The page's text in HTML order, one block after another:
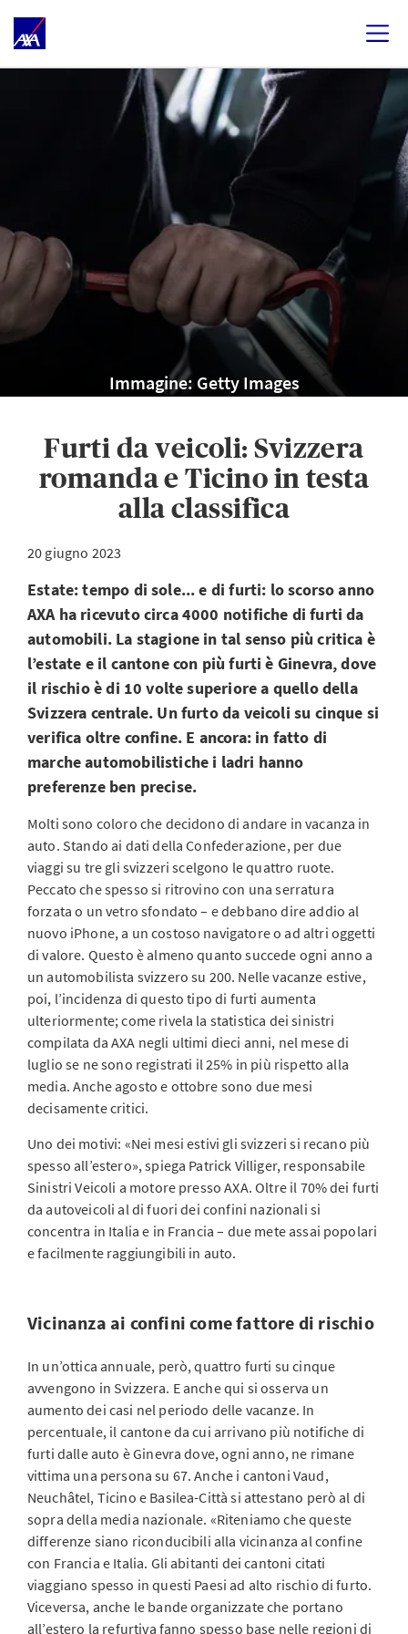
Immagine: Getty Images
Furti da veicoli: Svizzera
romanda e Ticino in testa
alla classifica
20 giugno 2023
Estate: tempo di sole... e di furti: lo scorso anno
AXA ha ricevuto circa 4000 notifiche di furti da
automobili. La stagione in tal senso più critica è
l’estate e il cantone con più furti è Ginevra, dove
il rischio è di 10 volte superiore a quello della
Svizzera centrale. Un furto da veicoli su cinque si
verifica oltre confine. E ancora: in fatto di
marche automobilistiche i ladri hanno
preferenze ben precise.
Molti sono coloro che decidono di andare in vacanza in
auto. Stando ai dati della Confederazione, per due
viaggi su tre gli svizzeri scelgono le quattro ruote.
Peccato che spesso si ritrovino con una serratura
forzata o un vetro sfondato – e debbano dire addio al
nuovo iPhone, a un costoso navigatore o ad altri oggetti
di valore. Questo è almeno quanto succede ogni anno a
un automobilista svizzero su 200. Nelle vacanze estive,
poi, l’incidenza di questo tipo di furti aumenta
ulteriormente; come rivela la statistica dei sinistri
compilata da AXA negli ultimi dieci anni, nel mese di
luglio se ne sono registrati il 25% in più rispetto alla
media. Anche agosto e ottobre sono due mesi
decisamente critici.
Uno dei motivi: «Nei mesi estivi gli svizzeri si recano più
spesso all’estero», spiega Patrick Villiger, responsabile
Sinistri Veicoli a motore presso AXA. Oltre il 70% dei furti
da autoveicoli al di fuori dei confini nazionali si
concentra in Italia e in Francia – due mete assai popolari
e facilmente raggiungibili in auto.
Vicinanza ai confini come fattore di rischio
In un’ottica annuale, però, quattro furti su cinque
avvengono in Svizzera. E anche qui si osserva un
aumento dei casi nel periodo delle vacanze. In
percentuale, il cantone da cui arrivano più notifiche di
furti dalle auto è Ginevra dove, ogni anno, ne rimane
vittima una persona su 67. Anche i cantoni Vaud,
Neuchâtel, Ticino e Basilea-Città si attestano però al di
sopra della media nazionale. «Riteniamo che queste
differenze siano riconducibili alla vicinanza al confine
con Francia e Italia. Gli abitanti dei cantoni citati
viaggiano spesso in questi Paesi ad alto rischio di furto.
Viceversa, anche le bande organizzate che portano
all’estero la refurtiva fanno spesso base nelle regioni di